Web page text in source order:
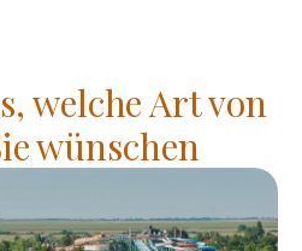
welche Art von
wünschen